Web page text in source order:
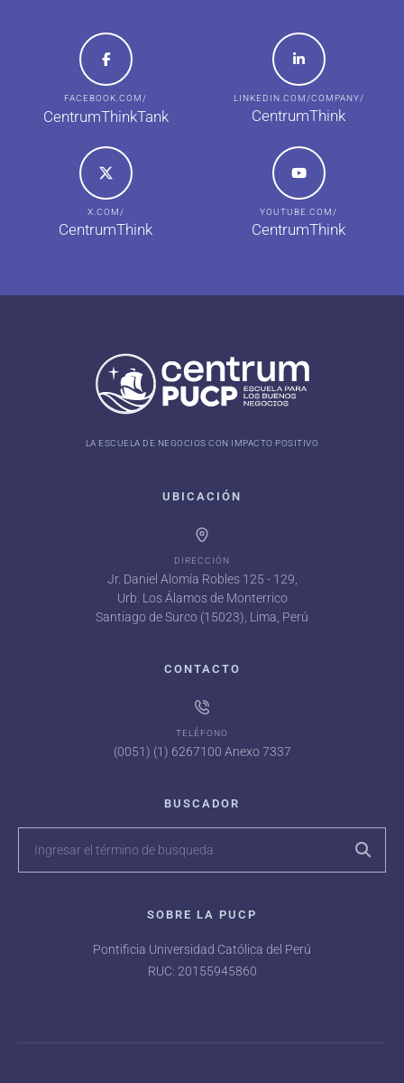
FACEBOOK.COM/
CentrumThinkTank
LINKEDIN.COM/COMPANY/
CentrumThink
X.COM/
CentrumThink
YOUTUBE.COM/
CentrumThink
LA ESCUELA DE NEGOCIOS CON IMPACTO POSITIVO
UBICACIÓN
DIRECCIÓN
Jr. Daniel Alomía Robles 125 - 129,
Urb. Los Álamos de Monterrico
Santiago de Surco (15023), Lima, Perú
CONTACTO
TELÉFONO
(0051) (1) 6267100 Anexo 7337
BUSCADOR
SOBRE LA PUCP
Pontificia Universidad Católica del Perú
RUC: 20155945860